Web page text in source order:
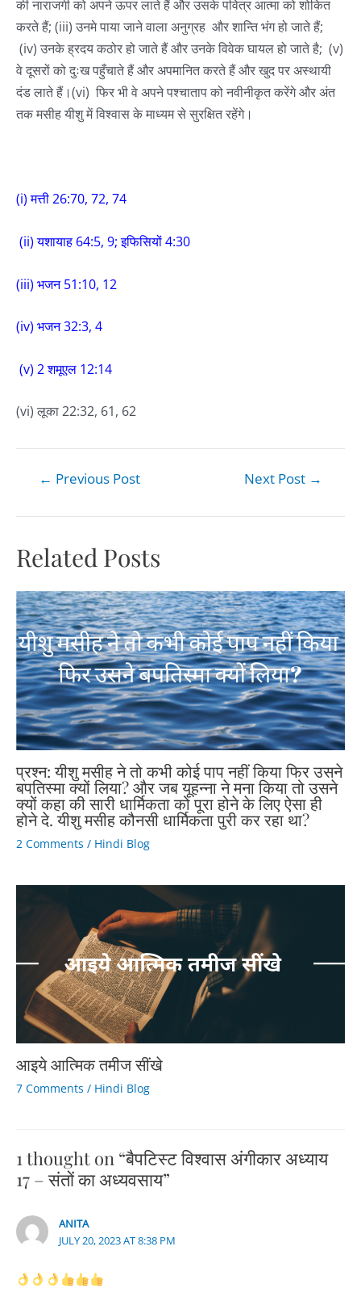
की नाराजगी को अपने ऊपर लाते हैं और उसके पवित्र आत्मा को शोकित
करते हैं; (iii) उनमे पाया जाने वाला अनुग्रह और शान्ति भंग हो जाते हैं;
(iv) उनके ह्रदय कठोर हो जाते हैं और उनके विवेक घायल हो जाते है; (v)
वे दूसरों को दुःख पहुँचाते हैं और अपमानित करते हैं और खुद पर अस्थायी
दंड लाते हैं।(vi) फिर भी वे अपने पश्चाताप को नवीनीकृत करेंगे और अंत
तक मसीह यीशु में विश्वास के माध्यम से सुरक्षित रहेंगे।
(i) मत्ती 26:70, 72, 74
(ii) यशायाह 64:5, 9; इफिसियों 4:30
(iii) भजन 51:10, 12
(iv) भजन 32:3, 4
(v) 2 शमूएल 12:14
(vi) लूका 22:32, 61, 62
← Previous Post Next Post →
Related Posts
प्रश्न: यीशु मसीह ने तो कभी कोई पाप नहीं किया फिर उसने
बपतिस्मा क्यों लिया? और जब यूहन्ना ने मना किया तो उसने
क्यों कहा की सारी धार्मिकता को पूरा होने के लिए ऐसा ही
होने दे. यीशु मसीह कौनसी धार्मिकता पुरी कर रहा था?
2 Comments / Hindi Blog
आइये आत्मिक तमीज सींखे
7 Comments / Hindi Blog
1 thought on “बैपटिस्ट विश्वास अंगीकार अध्याय
17 – संतों का अध्यवसाय”
ANITA
JULY 20, 2023 AT 8:38 PM